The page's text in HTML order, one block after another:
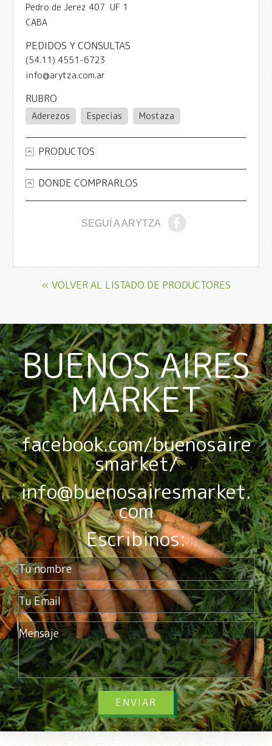
Pedro de Jerez 407 UF 1
CABA
PEDIDOS Y CONSULTAS
(54.11) 4551-6723
info@arytza.com.ar
RUBRO
Aderezos Especias Mostaza
PRODUCTOS
DONDE COMPRARLOS
SEGUÍ A ARYTZA
« VOLVER AL LISTADO DE PRODUCTORES
BUENOS AIRES
MARKET
facebook.com/buenosaire
smarket/
info@buenosairesmarket.
com
Escribinos:
ENVIAR